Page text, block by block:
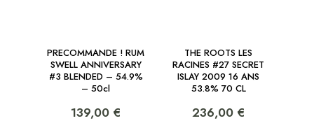
PRECOMMANDE ! RUM
SWELL ANNIVERSARY
#3 BLENDED – 54.9%
– 50cl
139,00 €
THE ROOTS LES
RACINES #27 SECRET
ISLAY 2009 16 ANS
53.8% 70 CL
236,00 €